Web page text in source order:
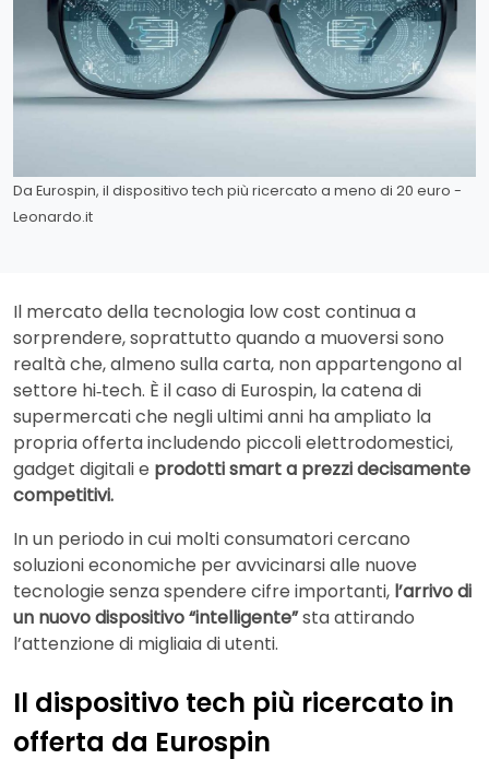
Da Eurospin, il dispositivo tech più ricercato a meno di 20 euro -
Leonardo.it
Il mercato della tecnologia low cost continua a
sorprendere, soprattutto quando a muoversi sono
realtà che, almeno sulla carta, non appartengono al
settore hi‑tech. È il caso di Eurospin, la catena di
supermercati che negli ultimi anni ha ampliato la
propria offerta includendo piccoli elettrodomestici,
gadget digitali e prodotti smart a prezzi decisamente
competitivi.
In un periodo in cui molti consumatori cercano
soluzioni economiche per avvicinarsi alle nuove
tecnologie senza spendere cifre importanti, l’arrivo di
un nuovo dispositivo “intelligente”sta attirando
l’attenzione di migliaia di utenti.
Il dispositivo tech più ricercato in
offerta da Eurospin